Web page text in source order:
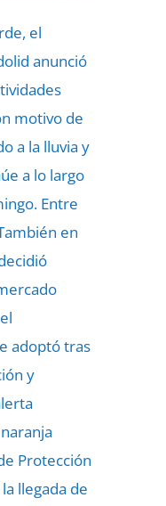
el
anunció
motivo de
a la lluvia y
a lo largo
Entre
en
adoptó tras
y
Protección
llegada de